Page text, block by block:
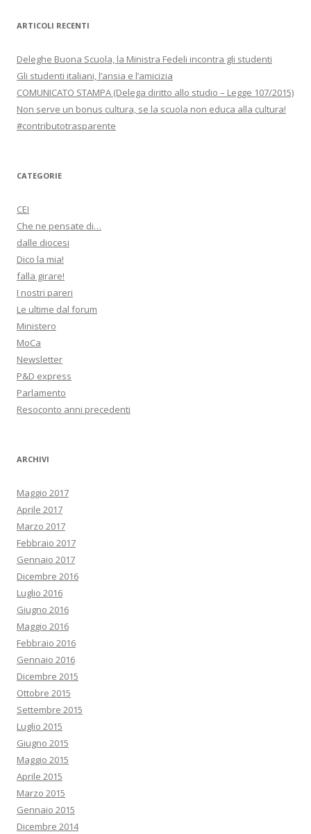
ARTICOLI RECENTI
Deleghe Buona Scuola, la Ministra Fedeli incontra gli studenti
Gli studenti italiani, l’ansia e l’amicizia
COMUNICATO STAMPA (Delega diritto allo studio – Legge 107/2015)
Non serve un bonus cultura, se la scuola non educa alla cultura!
#contributotrasparente
CATEGORIE
CEI
Che ne pensate di…
dalle diocesi
Dico la mia!
falla girare!
I nostri pareri
Le ultime dal forum
Ministero
MoCa
Newsletter
P&D express
Parlamento
Resoconto anni precedenti
ARCHIVI
Maggio 2017
Aprile 2017
Marzo 2017
Febbraio 2017
Gennaio 2017
Dicembre 2016
Luglio 2016
Giugno 2016
Maggio 2016
Febbraio 2016
Gennaio 2016
Dicembre 2015
Ottobre 2015
Settembre 2015
Luglio 2015
Giugno 2015
Maggio 2015
Aprile 2015
Marzo 2015
Gennaio 2015
Dicembre 2014